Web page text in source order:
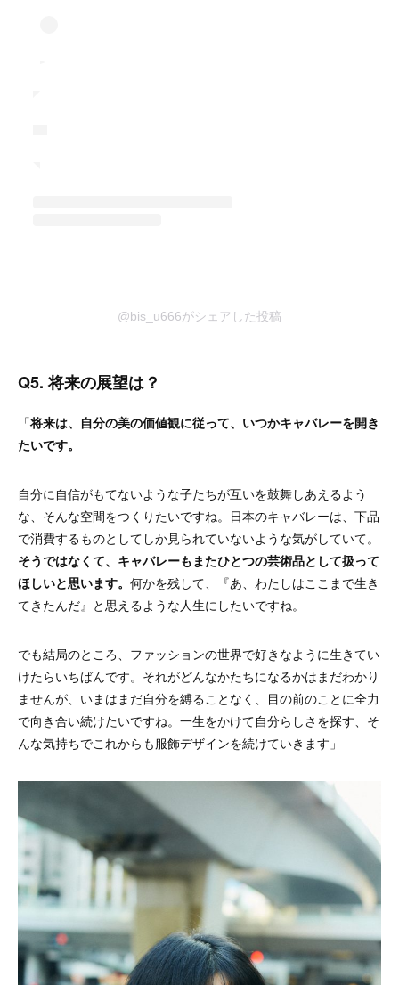
@bis_u666がシェアした投稿
Q5. 将来の展望は？
「将来は、自分の美の価値観に従って、いつかキャバレーを開き
たいです。
自分に自信がもてないような子たちが互いを鼓舞しあえるよう
な、そんな空間をつくりたいですね。日本のキャバレーは、下品
で消費するものとしてしか見られていないような気がしていて。
そうではなくて、キャバレーもまたひとつの芸術品として扱って
ほしいと思います。 何かを残して、『あ、わたしはここまで生き
てきたんだ』と思えるような人生にしたいですね。
でも結局のところ、ファッションの世界で好きなように生きてい
けたらいちばんです。それがどんなかたちになるかはまだわかり
ませんが、いまはまだ自分を縛ることなく、目の前のことに全力
で向き合い続けたいですね。一生をかけて自分らしさを探す、そ
んな気持ちでこれからも服飾デザインを続けていきます」